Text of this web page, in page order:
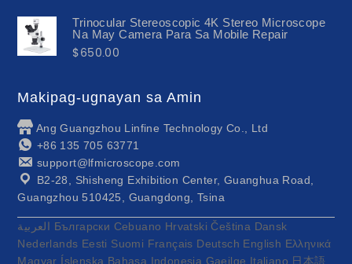
Trinocular Stereoscopic 4K Stereo Microscope
Na May Camera Para Sa Mobile Repair
$650.00
Makipag-ugnayan sa Amin
Ang Guangzhou Linfine Technology Co., Ltd
+86 135 705 63771
support@lfmicroscope.com
B2-28, Shisheng Exhibition Center, Guanghua Road,
Guangzhou 510425, Guangdong, Tsina
العربية Български Cebuano Hrvatski Čeština Dansk
Nederlands Eesti Suomi Français Deutsch English Ελληνικά
Magyar Íslenska Bahasa Indonesia Gaeilge Italiano 日本語